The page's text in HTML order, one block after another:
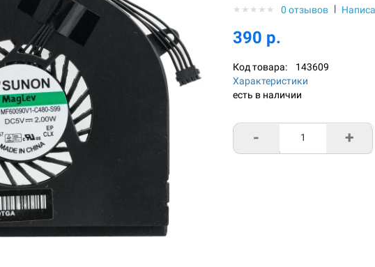
★ ★ ★ ★ ★ 0 отзывов |
390 р.
Код товара: 143609
Характеристики
есть в наличии
- +